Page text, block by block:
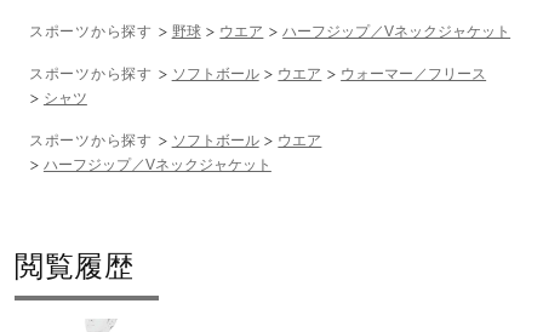
スポーツから探す 野球 ウエア ハーフジップ／Vネックジャケット
スポーツから探す ソフトボール ウエア
ウォーマー／フリース
シャツ
スポーツから探す ソフトボール
ウエア
ハーフジップ／Vネックジャケット
閲覧履歴